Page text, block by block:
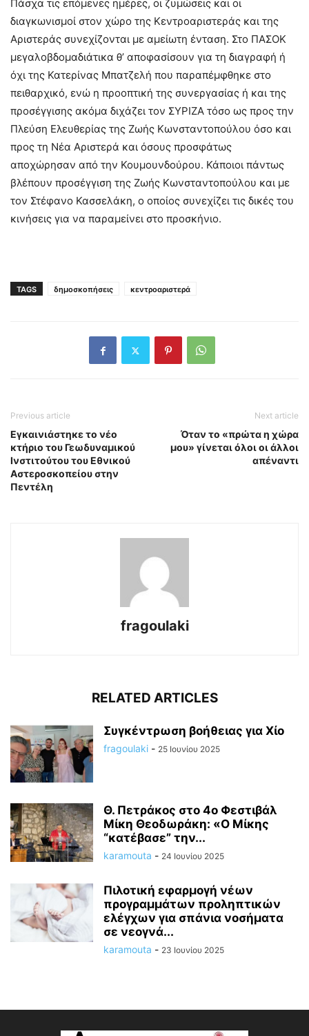
Πάσχα τις επόμενες ημέρες, οι ζυμώσεις και οι
διαγκωνισμοί στον χώρο της Κεντροαριστεράς και της
Αριστεράς συνεχίζονται με αμείωτη ένταση. Στο ΠΑΣΟΚ
μεγαλοβδομαδιάτικα θ’ αποφασίσουν για τη διαγραφή ή
όχι της Κατερίνας Μπατζελή που παραπέμφθηκε στο
πειθαρχικό, ενώ η προοπτική της συνεργασίας ή και της
προσέγγισης ακόμα διχάζει τον ΣΥΡΙΖΑ τόσο ως προς την
Πλεύση Ελευθερίας της Ζωής Κωνσταντοπούλου όσο και
προς τη Νέα Αριστερά και όσους προσφάτως
αποχώρησαν από την Κουμουνδούρου. Κάποιοι πάντως
βλέπουν προσέγγιση της Ζωής Κωνσταντοπούλου και με
τον Στέφανο Κασσελάκη, ο οποίος συνεχίζει τις δικές του
κινήσεις για να παραμείνει στο προσκήνιο.
TAGS δημοσκοπήσεις κεντροαριστερά
Previous article
Eγκαινιάστηκε το νέο
κτήριο του Γεωδυναμικού
Ινστιτούτου του Εθνικού
Αστεροσκοπείου στην
Πεντέλη
Next article
Όταν το «πρώτα η χώρα
μου» γίνεται όλοι οι άλλοι
απέναντι
fragoulaki
RELATED ARTICLES
Συγκέντρωση βοήθειας για Χίο
fragoulaki - 25 Ιουνίου 2025
Θ. Πετράκος στο 4ο Φεστιβάλ
Μίκη Θεοδωράκη: «Ο Μίκης
“κατέβασε” την...
karamouta - 24 Ιουνίου 2025
Πιλοτική εφαρμογή νέων
προγραμμάτων προληπτικών
ελέγχων για σπάνια νοσήματα
σε νεογνά...
karamouta - 23 Ιουνίου 2025